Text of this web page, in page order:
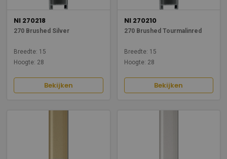
NI 270218
270 Brushed Silver
Breedte: 15
Hoogte: 28
Bekijken
NI 270210
270 Brushed Tourmalinred
Breedte: 15
Hoogte: 28
Bekijken